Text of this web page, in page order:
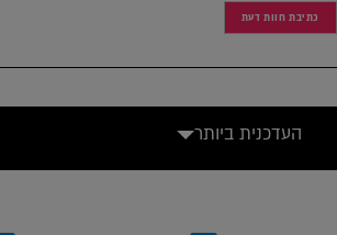
כתיבת חוות דעת
העדכנית ביותר